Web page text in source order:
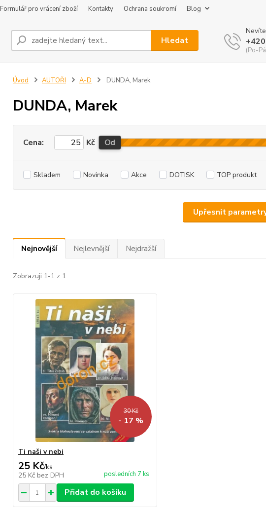
Formulář pro vrácení zboží Kontakty Ochrana soukromí Blog
Hledat
(Po-
Úvod AUTOŘI A-D DUNDA, Marek
DUNDA, Marek
Upřesnit
Cena: Kč Od
Skladem Novinka Akce DOTISK TOP produkt
Nejnovější Nejlevnější Nejdražší
Zobrazuji 1-1 z 1
30 Kč
- 17 %
Ti naši v nebi
25 Kč/ks
25 Kč bez DPH posledních 7 ks
Přidat do košíku